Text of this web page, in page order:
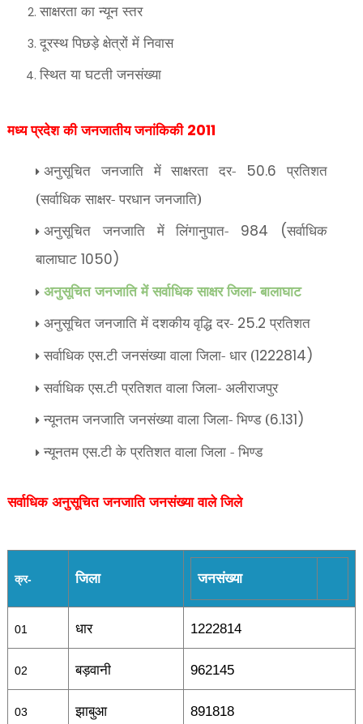
साक्षरता का न्यून स्तर
दूरस्थ पिछड़े क्षेत्रों में निवास
स्थित या घटती जनसंख्या
मध्य प्रदेश की जनजातीय जनांकिकी 2011
अनुसूचित जनजाति में साक्षरता दर- 50.6 प्रतिशत
(सर्वाधिक साक्षर- परधान जनजाति)
अनुसूचित जनजाति में लिंगानुपात- 984 (सर्वाधिक
बालाघाट 1050)
अनुसूचित जनजाति में सर्वाधिक साक्षर जिला- बालाघाट
अनुसूचित जनजाति में दशकीय वृद्धि दर- 25.2 प्रतिशत
सर्वाधिक एस.टी जनसंख्या वाला जिला- धार (1222814)
सर्वाधिक एस.टी प्रतिशत वाला जिला- अलीराजपुर
न्यूनतम जनजाति जनसंख्या वाला जिला- भिण्ड (6.131)
न्यूनतम एस.टी के प्रतिशत वाला जिला - भिण्ड
सर्वाधिक अनुसूचित जनजाति जनसंख्या वाले जिले
क्र- जिला जनसंख्या
01 धार 1222814
02 बड़वानी 962145
03 झाबुआ 891818